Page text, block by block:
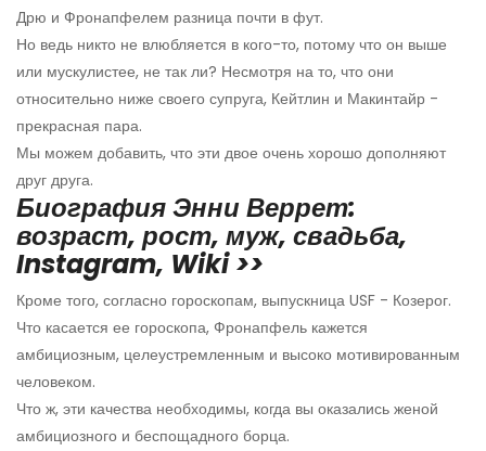
Дрю и Фронапфелем разница почти в фут.
Но ведь никто не влюбляется в кого-то, потому что он выше
или мускулистее, не так ли? Несмотря на то, что они
относительно ниже своего супруга, Кейтлин и Макинтайр -
прекрасная пара.
Мы можем добавить, что эти двое очень хорошо дополняют
друг друга.
Биография Энни Веррет:
возраст, рост, муж, свадьба,
Instagram, Wiki >>
Кроме того, согласно гороскопам, выпускница USF - Козерог.
Что касается ее гороскопа, Фронапфель кажется
амбициозным, целеустремленным и высоко мотивированным
человеком.
Что ж, эти качества необходимы, когда вы оказались женой
амбициозного и беспощадного борца.